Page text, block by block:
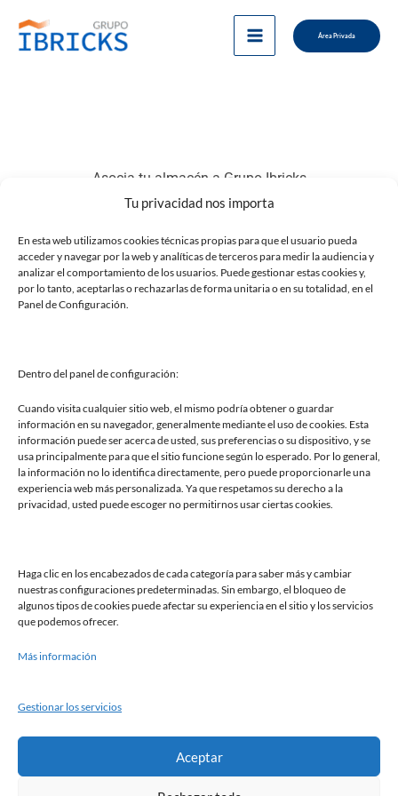
Tu privacidad nos importa
En esta web utilizamos cookies técnicas propias para que el usuario pueda
acceder y navegar por la web y analíticas de terceros para medir la audiencia y
analizar el comportamiento de los usuarios. Puede gestionar estas cookies y,
por lo tanto, aceptarlas o rechazarlas de forma unitaria o en su totalidad, en el
Panel de Configuración.
Dentro del panel de configuración:
Cuando visita cualquier sitio web, el mismo podría obtener o guardar
información en su navegador, generalmente mediante el uso de cookies. Esta
información puede ser acerca de usted, sus preferencias o su dispositivo, y se
usa principalmente para que el sitio funcione según lo esperado. Por lo general,
la información no lo identifica directamente, pero puede proporcionarle una
experiencia web más personalizada. Ya que respetamos su derecho a la
privacidad, usted puede escoger no permitirnos usar ciertas cookies.
Haga clic en los encabezados de cada categoría para saber más y cambiar
nuestras configuraciones predeterminadas. Sin embargo, el bloqueo de
algunos tipos de cookies puede afectar su experiencia en el sitio y los servicios
que podemos ofrecer.
Más información
Gestionar los servicios
Aceptar
Área Privada
Asocia tu almacén a Grupo Ibricks
Nombre
Correo electrónico
Acepto recibir comunicaciones comerciales / informativas
Enviar
Asociados a: